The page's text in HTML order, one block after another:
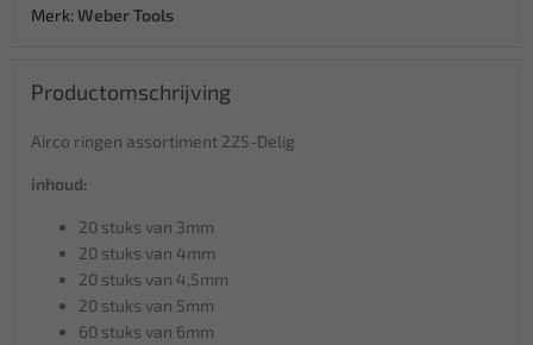
Merk: Weber Tools
Productomschrijving
Airco ringen assortiment 225-Delig
inhoud:
20 stuks van 3mm
20 stuks van 4mm
20 stuks van 4,5mm
20 stuks van 5mm
60 stuks van 6mm